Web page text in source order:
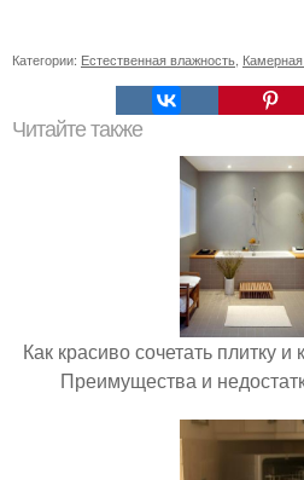
Категории: Естественная влажность
Читайте также
Как красиво сочетать плитку и
Преимущества и